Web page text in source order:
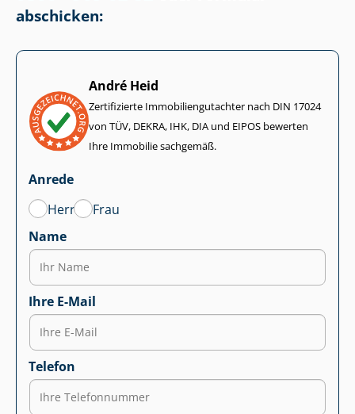
abschicken:
André Heid
Zertifizierte Im­mo­bi­li­en­gut­ach­ter nach DIN 17024
von TÜV, DEKRA, IHK, DIA und EIPOS bewerten
Ihre Immobilie sachgemäß.
Anrede
Herr
Frau
Name
Ihre E-Mail
Telefon